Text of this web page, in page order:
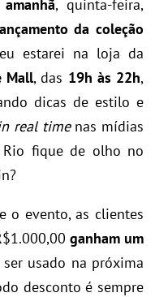
amanhã, quinta-feira,
da coleção
estarei na loja da
Mall, das 19h às 22h,
dicas de estilo e
real timenas mídias
fique de olho no
o evento, as clientes
ganham um
usado na próxima
desconto é sempre